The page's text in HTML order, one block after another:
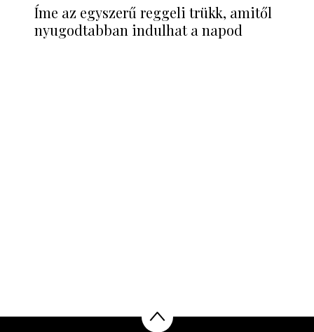
Íme az egyszerű reggeli trükk, amitől
nyugodtabban indulhat a napod